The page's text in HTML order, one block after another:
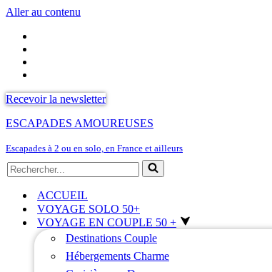
Aller au contenu
Recevoir la newsletter
ESCAPADES AMOUREUSES
Escapades à 2 ou en solo, en France et ailleurs
Rechercher...
ACCUEIL
VOYAGE SOLO 50+
VOYAGE EN COUPLE 50 +
Destinations Couple
Hébergements Charme